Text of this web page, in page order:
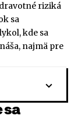
riziká
sa
kde sa
najmä pre
sa